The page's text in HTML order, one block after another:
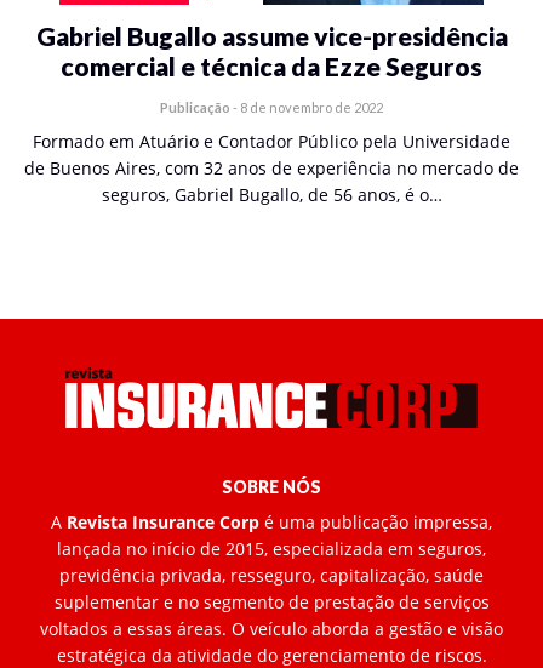
Gabriel Bugallo assume vice-presidência
comercial e técnica da Ezze Seguros
Publicação - 8 de novembro de 2022
Formado em Atuário e Contador Público pela Universidade
de Buenos Aires, com 32 anos de experiência no mercado de
seguros, Gabriel Bugallo, de 56 anos, é o…
SOBRE NÓS
A Revista Insurance Corp é uma publicação impressa,
lançada no início de 2015, especializada em seguros,
previdência privada, resseguro, capitalização, saúde
suplementar e no segmento de prestação de serviços
voltados a essas áreas. O veículo aborda a gestão e visão
estratégica da atividade do gerenciamento de riscos.